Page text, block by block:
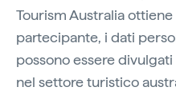
Tourism Australia
partecipante, i dati
possono essere
nel settore turistico